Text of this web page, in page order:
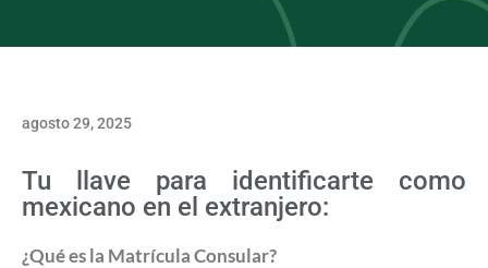
agosto 29, 2025
Tu llave para identificarte como
mexicano en el extranjero:
¿Qué es la Matrícula Consular?